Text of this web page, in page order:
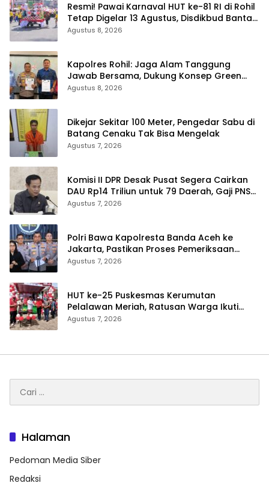
Resmi! Pawai Karnaval HUT ke-81 RI di Rohil
Tetap Digelar 13 Agustus, Disdikbud Bantah
Hoaks Batal
Agustus 8, 2026
Kapolres Rohil: Jaga Alam Tanggung
Jawab Bersama, Dukung Konsep Green
Policing
Agustus 8, 2026
Dikejar Sekitar 100 Meter, Pengedar Sabu di
Agustus 7, 2026
Komisi II DPR Desak Pusat Segera Cairkan
DAU Rp14 Triliun untuk 79 Daerah, Gaji PNS
Terancam Telat
Agustus 7, 2026
Polri Bawa Kapolresta Banda Aceh ke
Jakarta, Pastikan Proses Pemeriksaan
Profesional dan Transparan
Agustus 7, 2026
HUT ke-25 Puskesmas Kerumutan
Pelalawan Meriah, Ratusan Warga Ikuti
Jalan Santai dan Cek Kesehatan Gratis
Agustus 7, 2026
untuk:
Halaman
Pedoman Media Siber
Redaksi